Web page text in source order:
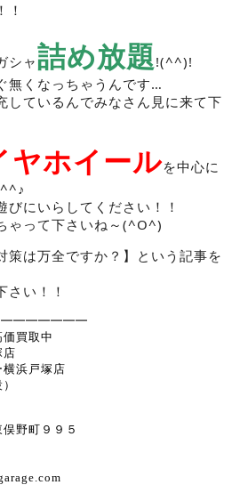
！
シャ詰め放題!(^^)!
無くなっちゃうんです…
しているんでみなさん見に来て下
ヤホイールを中心に
びにいらしてください！！
ゃって下さいね～(^O^)
策は万全ですか？】という記事を
さい！！
買取中
店
浜戸塚店
野町９９５